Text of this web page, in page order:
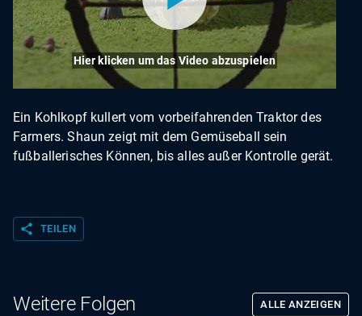
Hier klicken um das Video abzuspielen
Ein Kohlkopf kullert vom vorbeifahrenden Traktor des
Farmers. Shaun zeigt mit dem Gemüseball sein
fußballerisches Können, bis alles außer Kontrolle gerät.
share TEILEN
Weitere Folgen ALLE ANZEIGEN